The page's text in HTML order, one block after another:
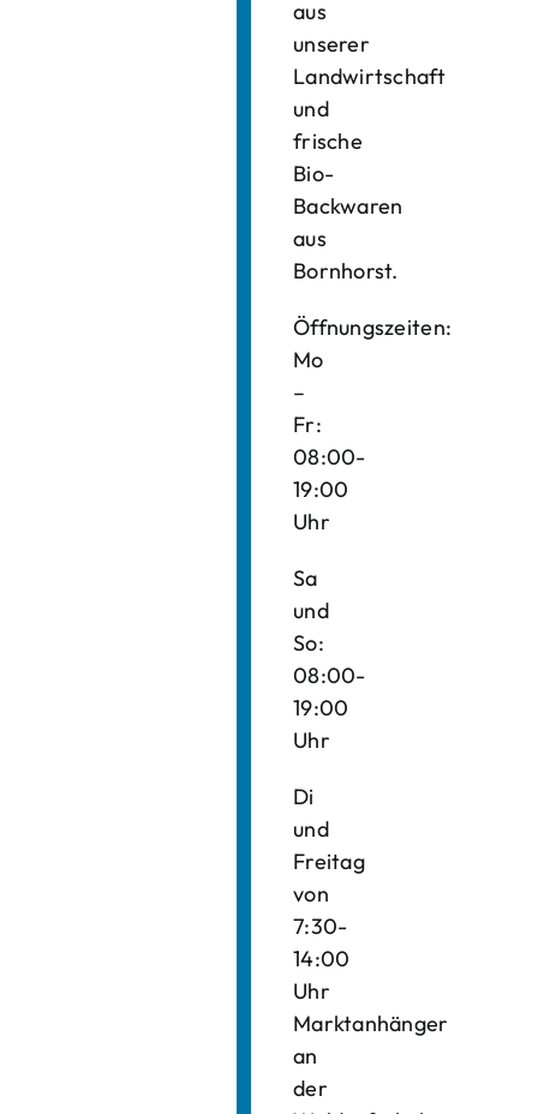
aus
unserer
Landwirtschaft
und
frische
Bio-
Backwaren
aus
Bornhorst.
Öffnungszeiten:
Mo
–
Fr:
08:00-
19:00
Uhr
Sa
und
So:
08:00-
19:00
Uhr
Di
und
Freitag
von
7:30-
14:00
Uhr
Marktanhänger
an
der